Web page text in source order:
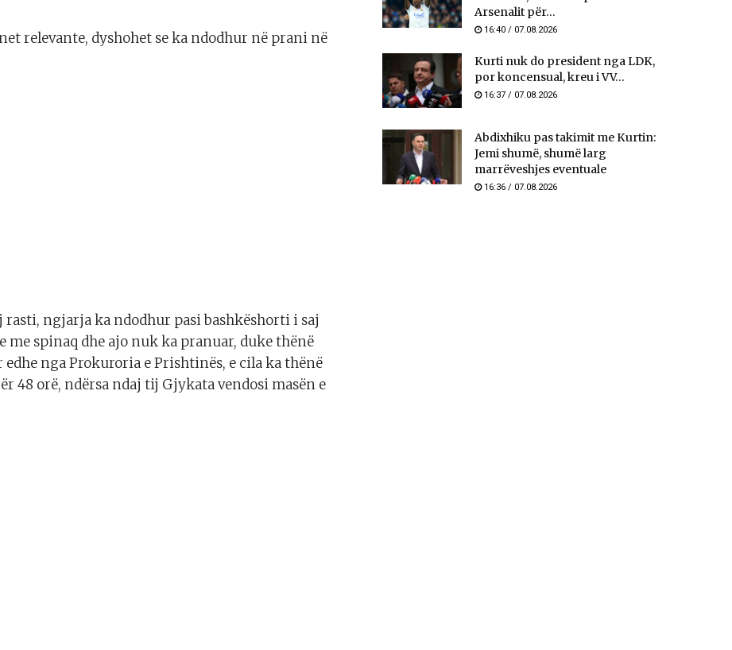
relevante, dyshohet se ka ndodhur në prani në
ngjarja ka ndodhur pasi bashkëshorti i saj
me spinaq dhe ajo nuk ka pranuar, duke thënë
nga Prokuroria e Prishtinës, e cila ka thënë
48 orë, ndërsa ndaj tij Gjykata vendosi masën e
Arsenalit për...
16:40 / 07.08.2026
Kurti nuk do president nga LDK,
por koncensual, kreu i VV...
16:37 / 07.08.2026
Abdixhiku pas takimit me Kurtin:
Jemi shumë, shumë larg
marrëveshjes eventuale
16:36 / 07.08.2026